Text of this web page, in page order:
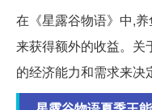
在《星露谷物语》中,
来获得额外的收益。关
的经济能力和需求来决